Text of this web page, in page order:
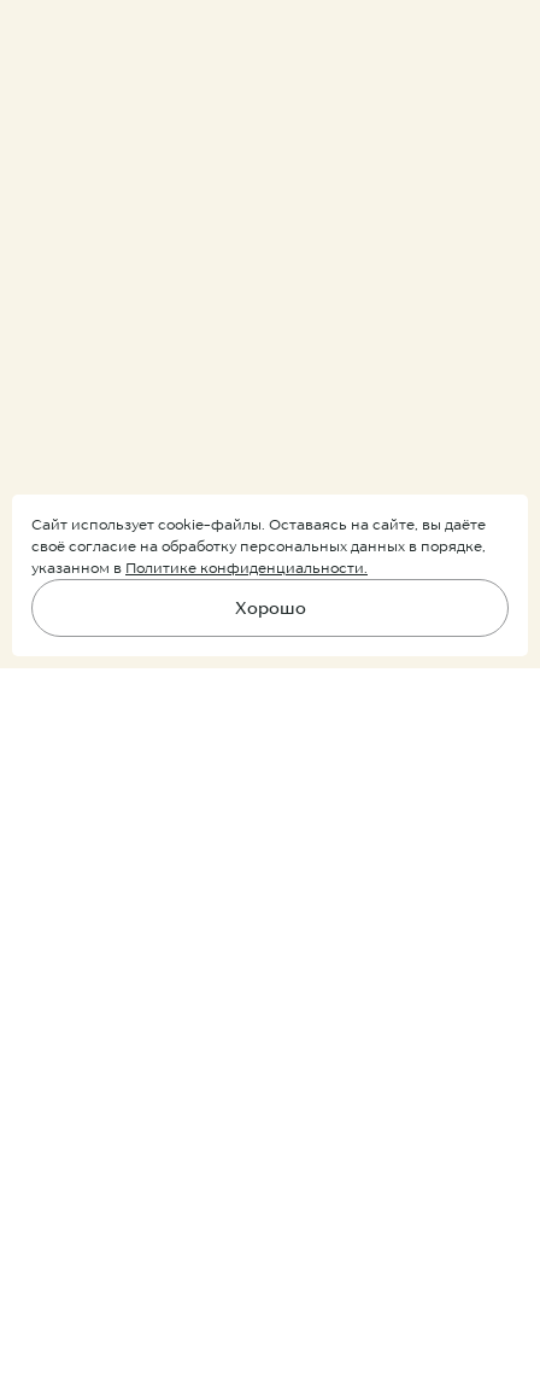
Сайт использует cookie-файлы. Оставаясь на сайте, вы даёте
своё согласие на обработку персональных данных в порядке,
указанном в Политике конфиденциальности.
Хорошо